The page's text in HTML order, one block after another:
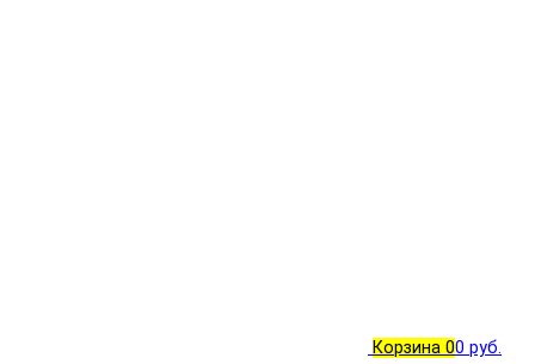
Корзина 00 руб.